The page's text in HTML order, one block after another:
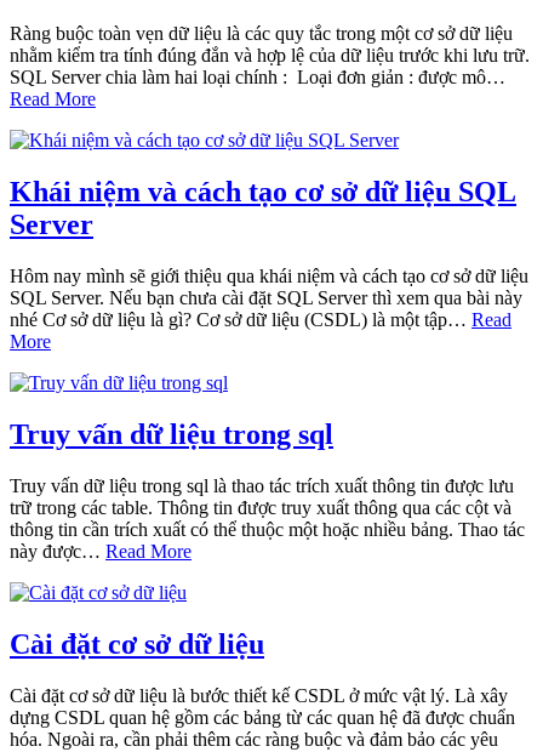
Ràng buộc toàn vẹn dữ liệu là các quy tắc trong một cơ sở dữ liệu
nhằm kiểm tra tính đúng đắn và hợp lệ của dữ liệu trước khi lưu trữ.
SQL Server chia làm hai loại chính : Loại đơn giản : được mô…
Read More
Khái niệm và cách tạo cơ sở dữ liệu SQL
Server
Hôm nay mình sẽ giới thiệu qua khái niệm và cách tạo cơ sở dữ liệu
SQL Server. Nếu bạn chưa cài đặt SQL Server thì xem qua bài này
nhé Cơ sở dữ liệu là gì? Cơ sở dữ liệu (CSDL) là một tập… Read
More
Truy vấn dữ liệu trong sql
Truy vấn dữ liệu trong sql là thao tác trích xuất thông tin được lưu
trữ trong các table. Thông tin được truy xuất thông qua các cột và
thông tin cần trích xuất có thể thuộc một hoặc nhiều bảng. Thao tác
này được… Read More
Cài đặt cơ sở dữ liệu
Cài đặt cơ sở dữ liệu là bước thiết kế CSDL ở mức vật lý. Là xây
dựng CSDL quan hệ gồm các bảng từ các quan hệ đã được chuẩn
hóa. Ngoài ra, cần phải thêm các ràng buộc và đảm bảo các yêu